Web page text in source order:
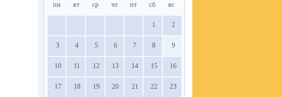
пн вт ср чт пт сб вс
1 2
3 4 5 6 7 8 9
10 11 12 13 14 15 16
17 18 19 20 21 22 23